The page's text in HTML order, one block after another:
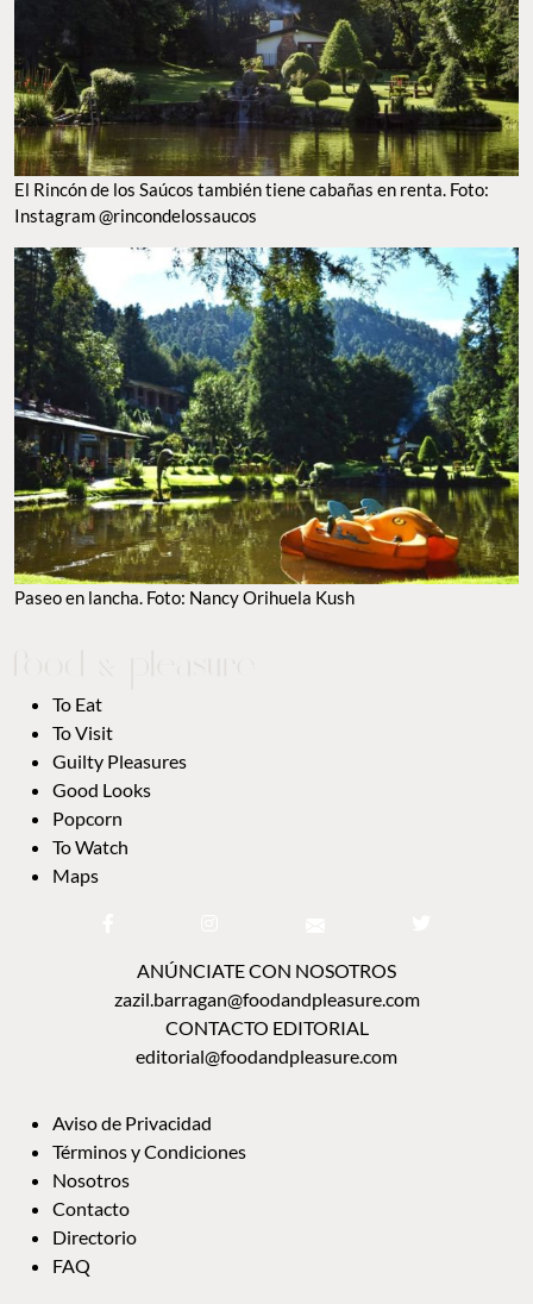
El Rincón de los Saúcos también tiene cabañas en renta. Foto:
Instagram @rincondelossaucos
Paseo en lancha. Foto: Nancy Orihuela Kush
To Eat
To Visit
Guilty Pleasures
Good Looks
Popcorn
To Watch
Maps
ANÚNCIATE CON NOSOTROS
zazil.barragan@foodandpleasure.com
CONTACTO EDITORIAL
editorial@foodandpleasure.com
Aviso de Privacidad
Términos y Condiciones
Nosotros
Contacto
Directorio
FAQ